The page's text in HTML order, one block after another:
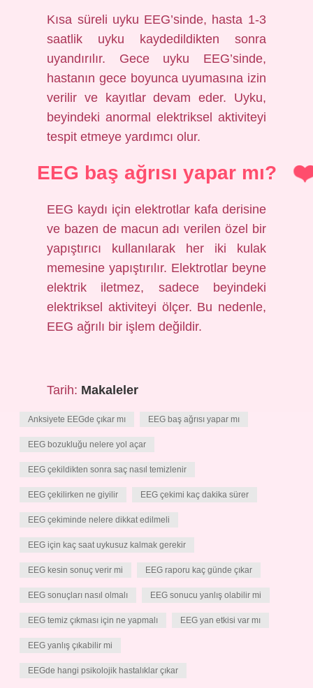
Kısa süreli uyku EEG’sinde, hasta 1-3
saatlik uyku kaydedildikten sonra
uyandırılır. Gece uyku EEG’sinde,
hastanın gece boyunca uyumasına izin
verilir ve kayıtlar devam eder. Uyku,
beyindeki anormal elektriksel aktiviteyi
tespit etmeye yardımcı olur.
EEG baş ağrısı yapar mı?
EEG kaydı için elektrotlar kafa derisine
ve bazen de macun adı verilen özel bir
yapıştırıcı kullanılarak her iki kulak
memesine yapıştırılır. Elektrotlar beyne
elektrik iletmez, sadece beyindeki
elektriksel aktiviteyi ölçer. Bu nedenle,
EEG ağrılı bir işlem değildir.
Tarih: Makaleler
Anksiyete EEGde çıkar mı EEG baş ağrısı yapar mı
EEG bozukluğu nelere yol açar
EEG çekildikten sonra saç nasıl temizlenir
EEG çekilirken ne giyilir EEG çekimi kaç dakika sürer
EEG çekiminde nelere dikkat edilmeli
EEG için kaç saat uykusuz kalmak gerekir
EEG kesin sonuç verir mi EEG raporu kaç günde çıkar
EEG sonuçları nasıl olmalı EEG sonucu yanlış olabilir mi
EEG temiz çıkması için ne yapmalı EEG yan etkisi var mı
EEG yanlış çıkabilir mi
EEGde hangi psikolojik hastalıklar çıkar